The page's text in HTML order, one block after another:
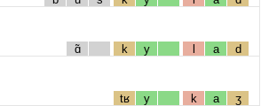
ɑ̃ k y l a d
tʁ y k a ʒ